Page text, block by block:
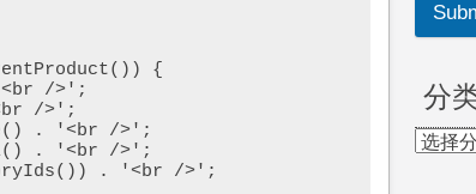
{
分
分